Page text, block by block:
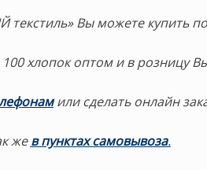
Вы можете купить
хлопок оптом и в розницу
или сделать онлайн
жев пунктах самовывоза.